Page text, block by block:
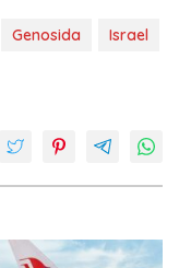
Genosida
Israel